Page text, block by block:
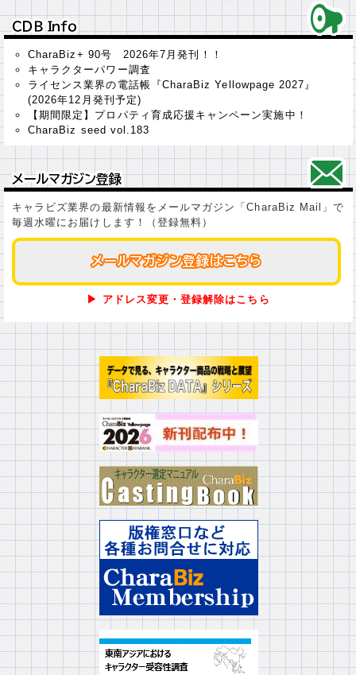
ＣＤＢ Ｉｎｆｏ
ＣＤＢ Ｉｎｆｏ
CharaBiz+ 90号 2026年7月発刊！！
キャラクターパワー調査
ライセンス業界の電話帳『CharaBiz Yellowpage 2027』
(2026年12月発刊予定)
【期間限定】プロパティ育成応援キャンペーン実施中！
CharaBiz seed vol.183
メールマガジン登録
メールマガジン登録
キャラビズ業界の最新情報をメールマガジン「CharaBiz Mail」で
毎週水曜にお届けします！（登録無料）
メールマガジン登録はこちら
メールマガジン登録はこちら
▶ アドレス変更・登録解除はこちら